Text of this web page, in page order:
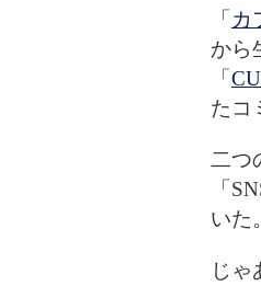
「 カ
から
「
たコ
二つ
「
いた。
じゃ